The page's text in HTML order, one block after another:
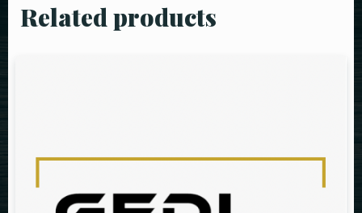
Related products